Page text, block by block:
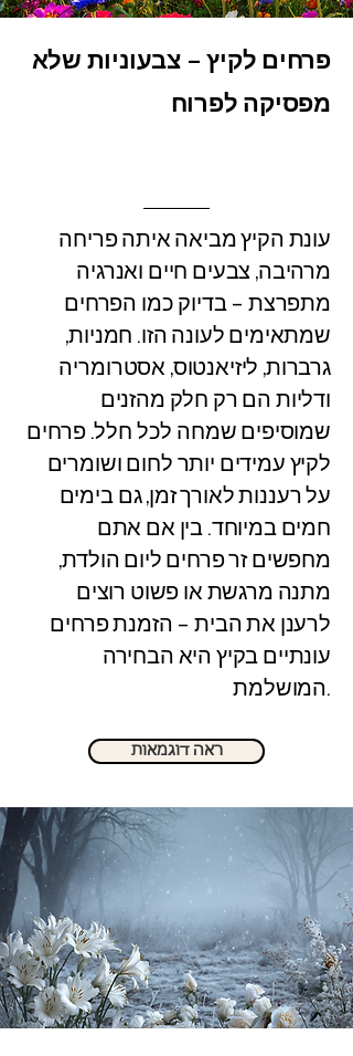
פרחים לקיץ – צבעוניות שלא
מפסיקה לפרוח
עונת הקיץ מביאה איתה פריחה
מרהיבה, צבעים חיים ואנרגיה
מתפרצת – בדיוק כמו הפרחים
שמתאימים לעונה הזו. חמניות,
גרברות, ליזיאנטוס, אסטרומריה
ודליות הם רק חלק מהזנים
שמוסיפים שמחה לכל חלל. פרחים
לקיץ עמידים יותר לחום ושומרים
על רעננות לאורך זמן, גם בימים
חמים במיוחד. בין אם אתם
מחפשים זר פרחים ליום הולדת,
מתנה מרגשת או פשוט רוצים
לרענן את הבית – הזמנת פרחים
עונתיים בקיץ היא הבחירה
המושלמת.
ראה דוגמאות